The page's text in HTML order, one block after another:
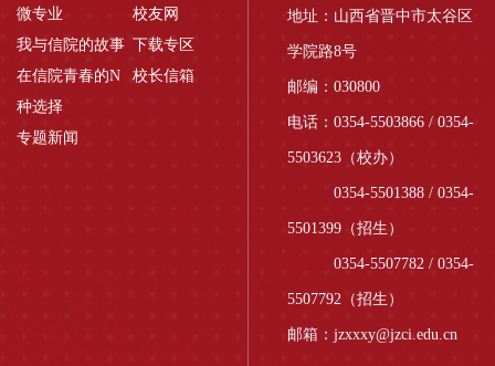
微专业
校友网
我与信院的故事 下载专区
在信院青春的N
种选择
校长信箱
专题新闻
地址：山西省晋中市太谷区
学院路8号
邮编：030800
电话：0354-5503866 / 0354-
5503623（校办）
0354-5501388 / 0354-
5501399（招生）
0354-5507782 / 0354-
5507792（招生）
邮箱：jzxxxy@jzci.edu.cn